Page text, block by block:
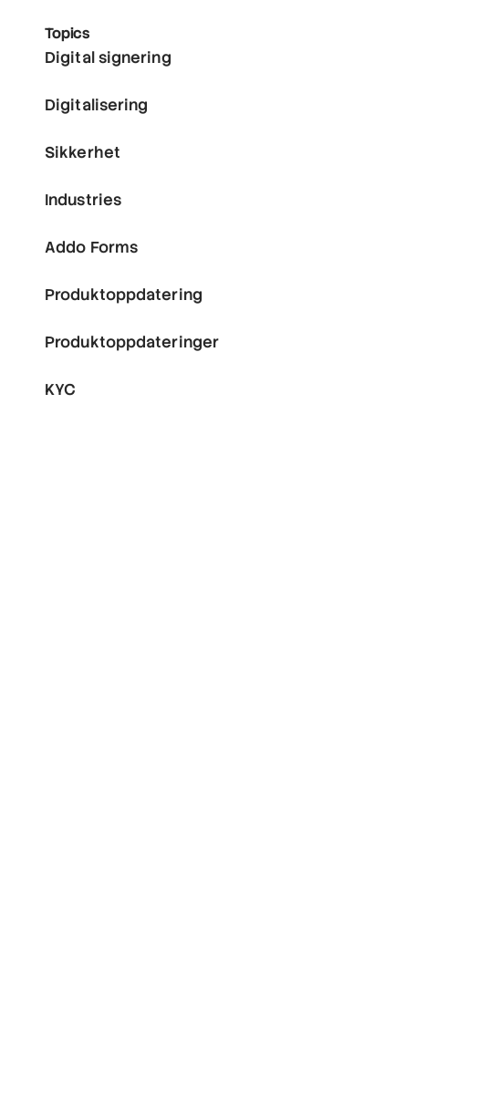
Topics
Digital signering
Digitalisering
Sikkerhet
Industries
Addo Forms
Produktoppdatering
Produktoppdateringer
KYC